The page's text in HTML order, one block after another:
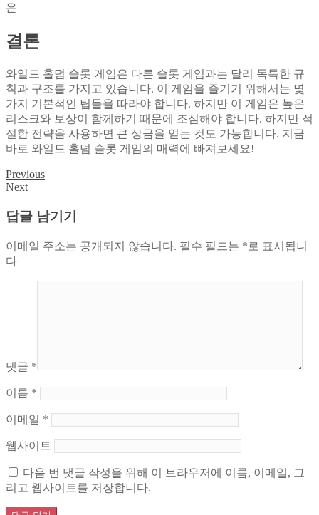
은
결론
와일드 홀덤 슬롯 게임은 다른 슬롯 게임과는 달리 독특한 규
칙과 구조를 가지고 있습니다. 이 게임을 즐기기 위해서는 몇
가지 기본적인 팁들을 따라야 합니다. 하지만 이 게임은 높은
리스크와 보상이 함께하기 때문에 조심해야 합니다. 하지만 적
절한 전략을 사용하면 큰 상금을 얻는 것도 가능합니다. 지금
바로 와일드 홀덤 슬롯 게임의 매력에 빠져보세요!
글
색
Previous
Next
답글 남기기
이메일 주소는 공개되지 않습니다. 필수 필드는 * 로 표시됩니
다
댓글 *
이름 *
이메일 *
웹사이트
다음 번 댓글 작성을 위해 이 브라우저에 이름, 이메일, 그
리고 웹사이트를 저장합니다.